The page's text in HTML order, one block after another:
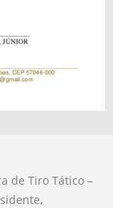
de Tiro Tático –